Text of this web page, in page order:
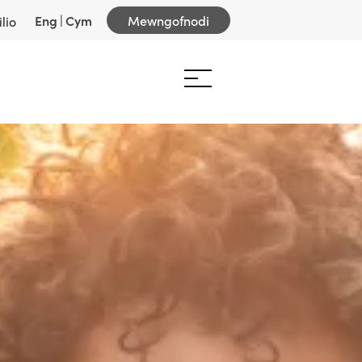
Eng |Cym Mewngofnodi